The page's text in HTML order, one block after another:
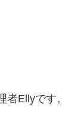
Ellyです。